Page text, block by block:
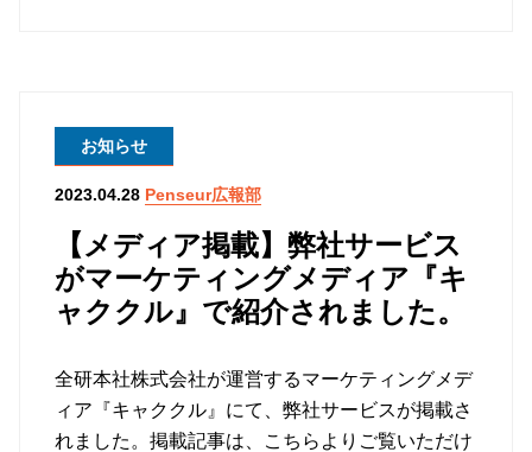
【メディア掲載】弊社サービス
がマーケティングメディア『キ
ャククル』で紹介されました。
お知らせ
2023.04.28 Penseur広報部
全研本社株式会社が運営するマーケティングメデ
ィア『キャククル』にて、弊社サービスが掲載さ
れました。掲載記事は、こちらよりご覧いただけ